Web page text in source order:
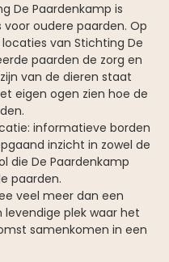
De Paardenkamp is
oudere paarden. Op
van Stichting De
paarden de zorg en
van de dieren staat
eigen ogen zien hoe de
informatieve borden
inzicht in zowel de
die De Paardenkamp
paarden.
veel meer dan een
plek waar het
samenkomen in een